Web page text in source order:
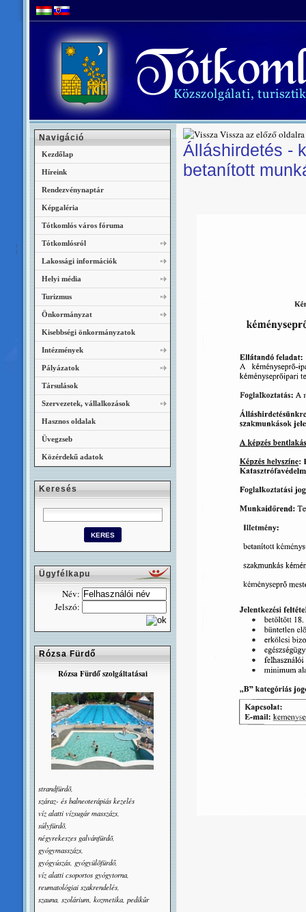
Vissza az előző oldalra
Álláshirdetés -
betanított
Navigáció
Kezdőlap
Híreink
Rendezvénynaptár
Képgaléria
Tótkomlós város fóruma
Tótkomlósról
Lakossági információk
Helyi média
Turizmus
Önkormányzat
Kisebbségi önkormányzatok
Intézmények
Pályázatok
Társulások
Szervezetek, vállalkozások
Hasznos oldalak
Üvegzseb
Közérdekű adatok
Keresés
Ügyfélkapu
Név:
Jelszó:
Rózsa Fürdő
Rózsa Fürdő szolgáltatásai
strandfürdõ,
száraz- és balneoterápiás kezelés
víz alatti vízsugár masszázs,
súlyfürdõ,
négyrekeszes galvánfürdõ,
gyógymasszázs,
gyógyúszás, gyógyülõfürdő,
víz alatti csoportos gyógytorna,
reumatológiai szakrendelés,
szauna, szolárium, kozmetika, pedikûr